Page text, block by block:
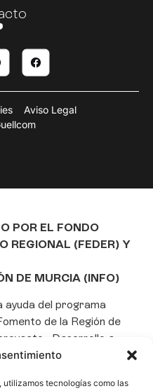
utilizamos tecnologías como las
Aviso Legal
POR EL FONDO
REGIONAL (FEDER) Y
DE MURCIA (INFO)
ayuda del programa
de la Región de
«Desarrollo e
Inteligencia Artificial